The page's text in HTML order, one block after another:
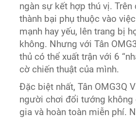
ngàn sự kết hợp thú vị. Trên
thành bại phụ thuộc vào
mạnh hay yếu, lên trang bị
không. Nhưng với Tân
thủ có thể xuất trận với 6
cờ chiến thuật của mình.
Đặc biệt nhất, Tân OMG3Q
người chơi đổi tướng không
gia và hoàn toàn miễn phí.